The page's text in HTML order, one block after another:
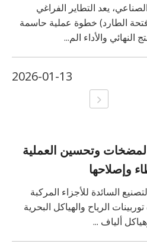
يعد التطاير الفراغي
الطارد) خطوة عملية حاسمة
والأداء الم...
2026-01-13
وتحسين العملية
وإصلاحها
السائدة للأجزاء المركبة
الرياح والهياكل البحرية
ألياف ...